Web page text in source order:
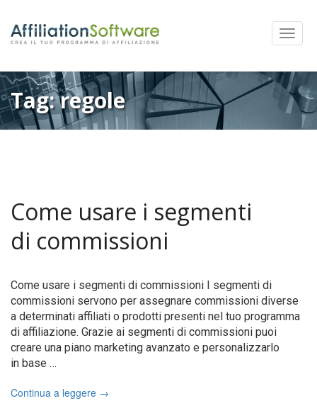
Menu
Tag:regole
Come usare i segmenti
di commissioni
Come usare i segmenti di commissioni I segmenti di
commissioni servono per assegnare commissioni diverse
a determinati affiliati o prodotti presenti nel tuo programma
di affiliazione. Grazie ai segmenti di commissioni puoi
creare una piano marketing avanzato e personalizzarlo
in base …
Continua a leggere →